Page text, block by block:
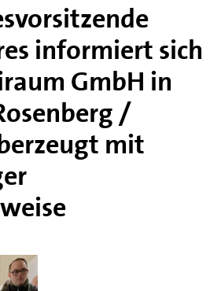
informiert sich
GmbH in
/
mit